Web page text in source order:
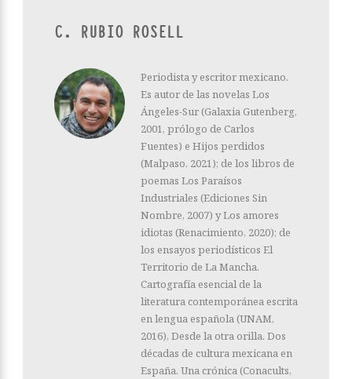
C. RUBIO ROSELL
Periodista y escritor mexicano.
Es autor de las novelas Los
Ángeles-Sur (Galaxia Gutenberg,
2001, prólogo de Carlos
Fuentes) e Hijos perdidos
(Malpaso, 2021); de los libros de
poemas Los Paraísos
Industriales (Ediciones Sin
Nombre, 2007) y Los amores
idiotas (Renacimiento, 2020); de
los ensayos periodísticos El
Territorio de La Mancha.
Cartografía esencial de la
literatura contemporánea escrita
en lengua española (UNAM,
2016), Desde la otra orilla. Dos
décadas de cultura mexicana en
España. Una crónica (Conacults,